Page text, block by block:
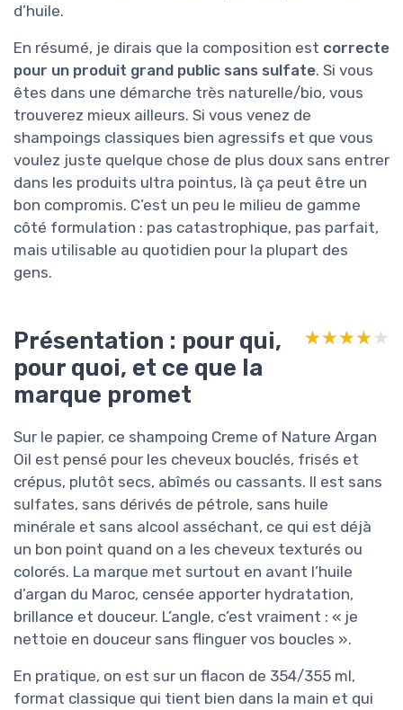
d’huile.
En résumé, je dirais que la composition est correcte
pour un produit grand public sans sulfate. Si vous
êtes dans une démarche très naturelle/bio, vous
trouverez mieux ailleurs. Si vous venez de
shampoings classiques bien agressifs et que vous
voulez juste quelque chose de plus doux sans entrer
dans les produits ultra pointus, là ça peut être un
bon compromis. C’est un peu le milieu de gamme
côté formulation : pas catastrophique, pas parfait,
mais utilisable au quotidien pour la plupart des
gens.
Présentation : pour qui,
pour quoi, et ce que la
marque promet
★★★★★
★★★★★
Sur le papier, ce shampoing Creme of Nature Argan
Oil est pensé pour les cheveux bouclés, frisés et
crépus, plutôt secs, abîmés ou cassants. Il est sans
sulfates, sans dérivés de pétrole, sans huile
minérale et sans alcool asséchant, ce qui est déjà
un bon point quand on a les cheveux texturés ou
colorés. La marque met surtout en avant l’huile
d’argan du Maroc, censée apporter hydratation,
brillance et douceur. L’angle, c’est vraiment : « je
nettoie en douceur sans flinguer vos boucles ».
En pratique, on est sur un flacon de 354/355 ml,
format classique qui tient bien dans la main et qui